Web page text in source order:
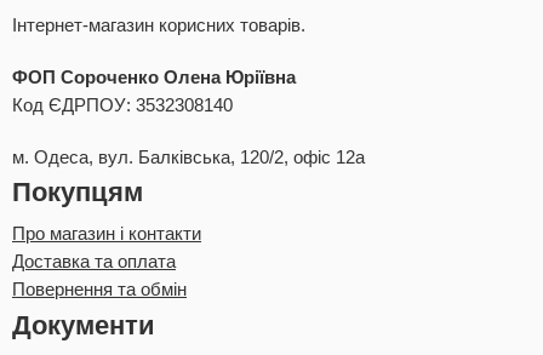
Інтернет-магазин корисних товарів.
ФОП Сороченко Олена Юріївна
Код ЄДРПОУ: 3532308140
м. Одеса, вул. Балківська, 120/2, офіс 12а
Покупцям
Про магазин і контакти
Доставка та оплата
Повернення та обмін
Документи